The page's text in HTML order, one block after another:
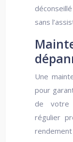
sans
Une
pour
de votre
régulier